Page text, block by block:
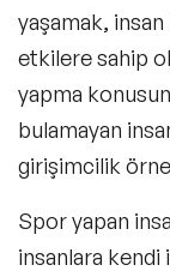
yaşamak,
etkilere sahip
yapma
bulamayan
girişimcilik
Spor yapan
insanlara kendi